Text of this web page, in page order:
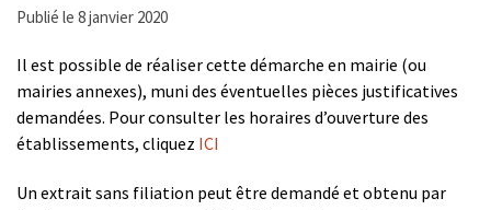
Publié le 8 janvier 2020
Il est possible de réaliser cette démarche en mairie (ou
mairies annexes), muni des éventuelles pièces justificatives
demandées. Pour consulter les horaires d’ouverture des
établissements, cliquez ICI
Un extrait sans filiation peut être demandé et obtenu par